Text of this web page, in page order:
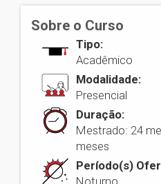
Sobre o Curso
Tipo:
Acadêmico
Modalidade:
Presencial
Duração:
Mestrado: 24
meses
Período(s)
Noturno